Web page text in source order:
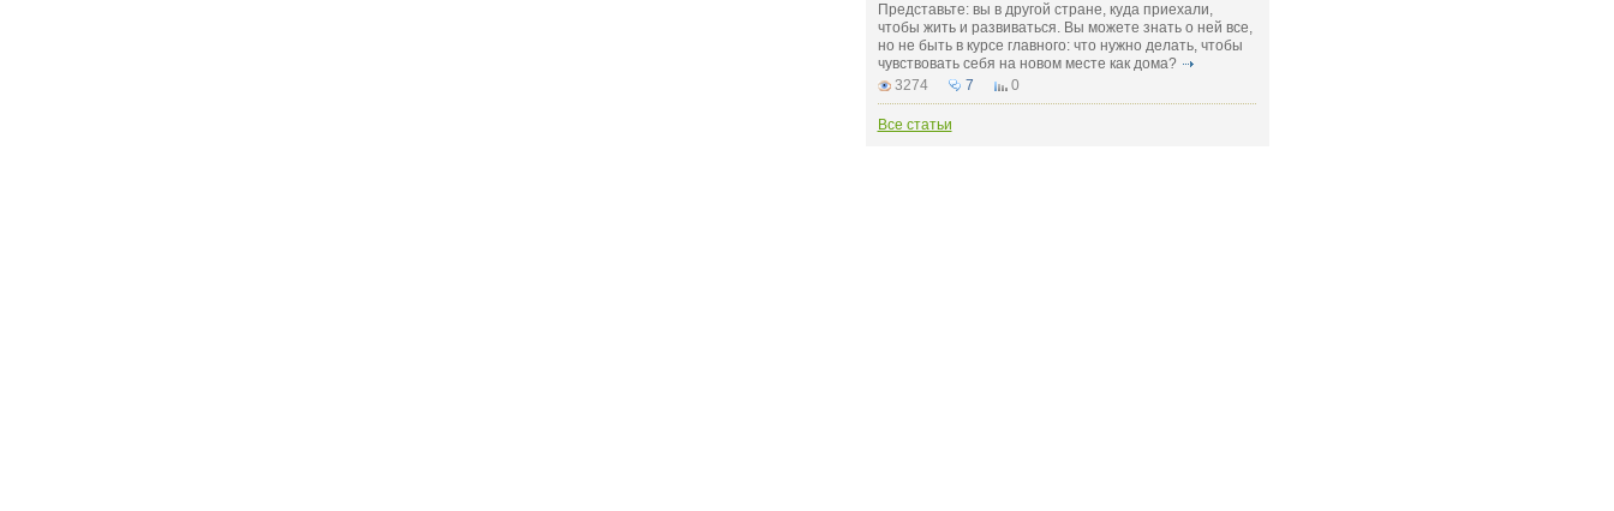
Представьте: вы в другой стране, куда приехали,
чтобы жить и развиваться. Вы можете знать о ней все,
но не быть в курсе главного: что нужно делать, чтобы
чувствовать себя на новом месте как дома?
3274
7 0
Все статьи